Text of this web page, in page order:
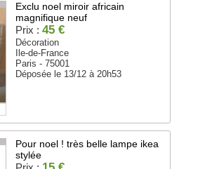
Exclu noel miroir africain
magnifique neuf
Prix : 45 €
Décoration
Ile-de-France
Paris - 75001
Déposée le 13/12 à 20h53
Pour noel ! très belle lampe ikea
stylée